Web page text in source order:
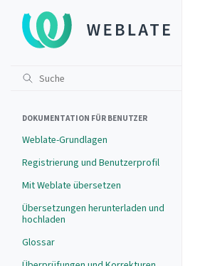
DOKUMENTATION FÜR BENUTZER
Weblate-Grundlagen
Registrierung und Benutzerprofil
Mit Weblate übersetzen
Übersetzungen herunterladen und
hochladen
Glossar